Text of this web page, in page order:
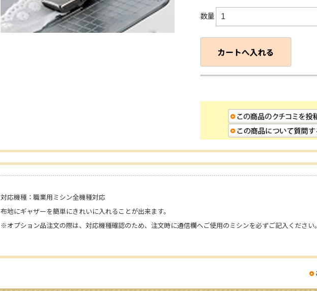
数量
対応機種：職業用ミシン全機種対応
布地にギャザーを簡単にきれいに入れることが出来ます。
※オプション品注文の際は、対応機種確認のため、注文時に通信欄へご使用のミシンを必ずご記入ください。